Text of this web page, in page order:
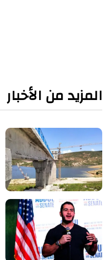
المزيد من الأخبار